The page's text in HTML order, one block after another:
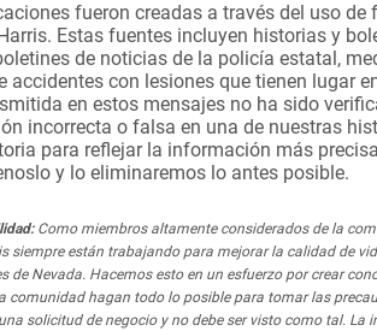
fueron creadas a través del uso
Estas fuentes incluyen historias y
de noticias de la policía estatal,
accidentes con lesiones que tienen lugar
en estos mensajes no ha sido
incorrecta o falsa en una de nuestras
para reflejar la información más
y lo eliminaremos lo antes posible.
Como miembros altamente considerados de la
siempre están trabajando para mejorar la calidad de
de Nevada. Hacemos esto en un esfuerzo por crear
comunidad hagan todo lo posible para tomar las
solicitud de negocio y no debe ser visto como tal. La